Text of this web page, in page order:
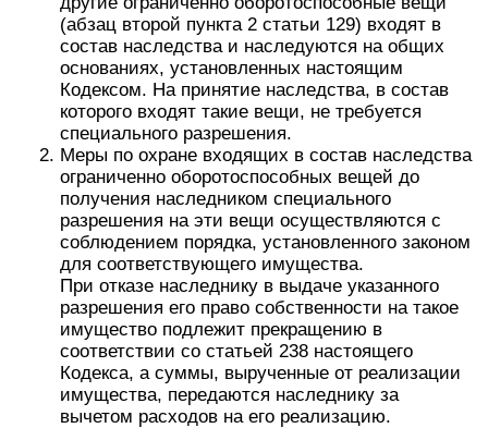
(абзац второй пункта 2 статьи 129) входят в
состав наследства и наследуются на общих
основаниях, установленных настоящим
Кодексом. На принятие наследства, в состав
которого входят такие вещи, не требуется
специального разрешения.
Меры по охране входящих в состав наследства
ограниченно оборотоспособных вещей до
получения наследником специального
разрешения на эти вещи осуществляются с
соблюдением порядка, установленного законом
для соответствующего имущества.
При отказе наследнику в выдаче указанного
разрешения его право собственности на такое
имущество подлежит прекращению в
соответствии со статьей 238 настоящего
Кодекса, а суммы, вырученные от реализации
имущества, передаются наследнику за
вычетом расходов на его реализацию.